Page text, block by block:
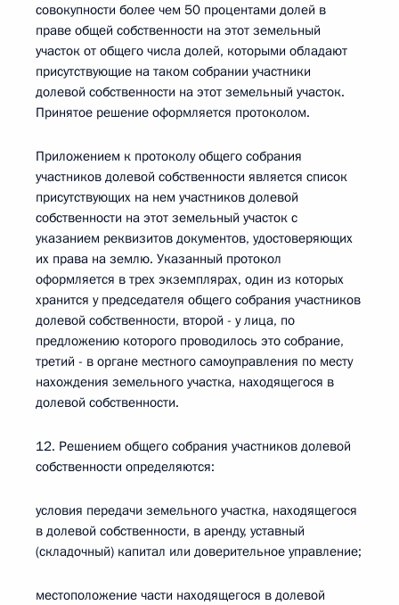
совокупности более чем 50 процентами долей в
праве общей собственности на этот земельный
участок от общего числа долей, которыми обладают
присутствующие на таком собрании участники
долевой собственности на этот земельный участок.
Принятое решение оформляется протоколом.
Приложением к протоколу общего собрания
участников долевой собственности является список
присутствующих на нем участников долевой
собственности на этот земельный участок с
указанием реквизитов документов, удостоверяющих
их права на землю. Указанный протокол
оформляется в трех экземплярах, один из которых
хранится у председателя общего собрания участников
долевой собственности, второй - у лица, по
предложению которого проводилось это собрание,
третий - в органе местного самоуправления по месту
нахождения земельного участка, находящегося в
долевой собственности.
12. Решением общего собрания участников долевой
собственности определяются:
условия передачи земельного участка, находящегося
в долевой собственности, в аренду, уставный
(складочный) капитал или доверительное управление;
местоположение части находящегося в долевой